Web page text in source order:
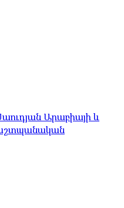
Արաբիայի և